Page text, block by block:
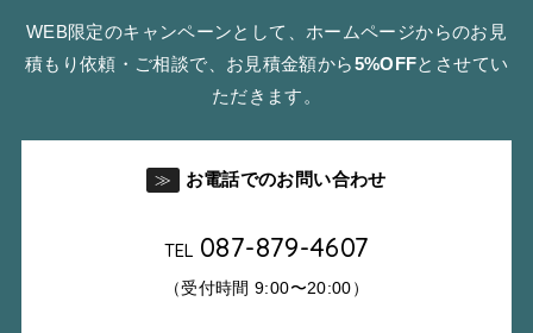
WEB限定のキャンペーンとして、ホームページからのお見
積もり依頼・ご相談で、お見積金額から5%OFFとさせてい
ただきます。
≫ お電話でのお問い合わせ
TEL 087-879-4607
（受付時間 9:00〜20:00）